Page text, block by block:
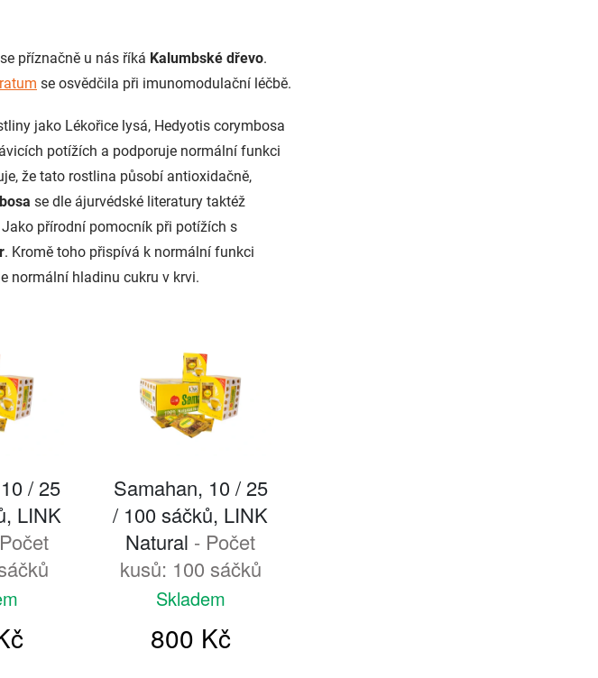
příznačně u nás říká Kalumbské dřevo.
se osvědčila při imunomodulační léčbě.
jako Lékořice lysá, Hedyotis corymbosa
potížích a podporuje normální funkci
že tato rostlina působí antioxidačně,
se dle ájurvédské literatury taktéž
přírodní pomocník při potížích s
. Kromě toho přispívá k normální funkci
normální hladinu cukru v krvi.